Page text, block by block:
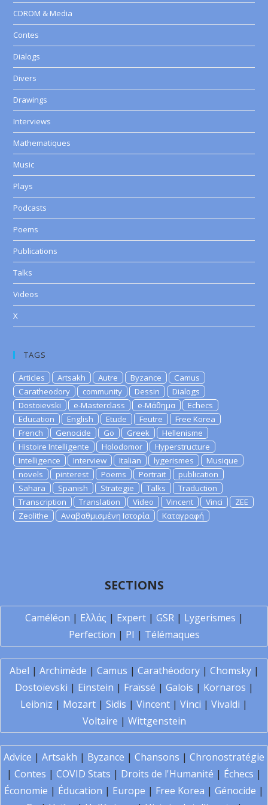
CDROM & Media
Contes
Dialogs
Divers
Drawings
Interviews
Mathematiques
Music
Plays
Podcasts
Poems
Publications
Talks
Videos
X
TAGS
Articles Artsakh Autre Byzance
Camus
Caratheodory
community Dessin
Dialogs
Dostoievski
e-Masterclass e-Μάθημα
Echecs
Education
English Etude Feutre
Free Korea
French
Genocide Go Greek
Hellenisme
Histoire Intelligente
Holodomor
Hyperstructure
Intelligence
Interview Italian lygerismes
Musique
novels
pinterest Poems Portrait
publication
Sahara
Spanish Strategie Talks
Traduction
Transcription
Translation Video Vincent Vinci
ZEE
Zeolithe
Αναβαθμισμένη Ιστορία Καταγραφή
SECTIONS
Caméléon | Ελλάς | Expert| GSR| Lygerismes |
Perfection | PI | Télémaques
Abel | Archimède | Camus | Carathéodory| Chomsky|
Dostoïevski | Einstein | Fraïssé | Galois | Kornaros |
Leibniz | Mozart | Sidis | Vincent | Vinci | Vivaldi |
Voltaire | Wittgenstein
Advice | Artsakh | Byzance | Chansons | Chronostratégie
| Contes | COVID Stats | Droits de l'Humanité | Échecs |
Économie | Éducation | Europe | Free Korea | Génocide |